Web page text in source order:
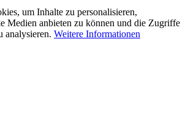
um Inhalte zu personalisieren,
Medien anbieten zu können und die Zugriffe
analysieren. Weitere Informationen